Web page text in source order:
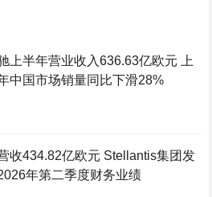
上半年营业收入636.63亿欧元 上
中国市场销量同比下滑28%
收434.82亿欧元 Stellantis集团发
年第二季度财务业绩